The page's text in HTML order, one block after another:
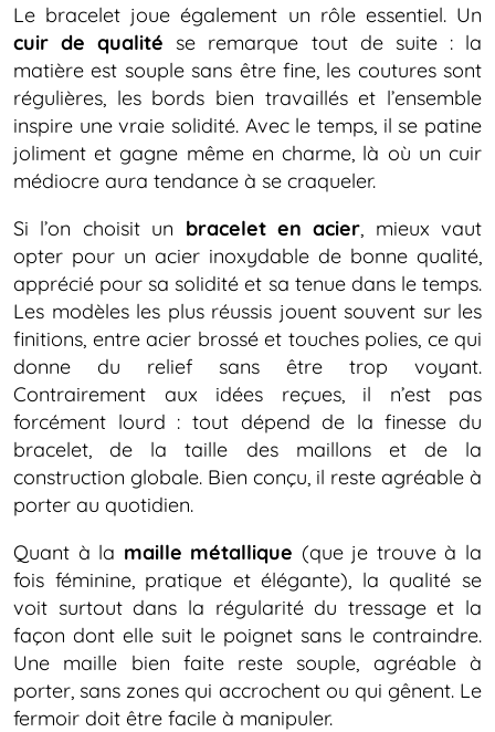
Le bracelet joue également un rôle essentiel. Un
cuir de qualité se remarque tout de suite : la
matière est souple sans être fine, les coutures sont
régulières, les bords bien travaillés et l’ensemble
inspire une vraie solidité. Avec le temps, il se patine
joliment et gagne même en charme, là où un cuir
médiocre aura tendance à se craqueler.
Si l’on choisit un bracelet en acier, mieux vaut
opter pour un acier inoxydable de bonne qualité,
apprécié pour sa solidité et sa tenue dans le temps.
Les modèles les plus réussis jouent souvent sur les
finitions, entre acier brossé et touches polies, ce qui
donne du relief sans être trop voyant.
Contrairement aux idées reçues, il n’est pas
forcément lourd : tout dépend de la finesse du
bracelet, de la taille des maillons et de la
construction globale. Bien conçu, il reste agréable à
porter au quotidien.
Quant à la maille métallique (que je trouve à la
fois féminine, pratique et élégante), la qualité se
voit surtout dans la régularité du tressage et la
façon dont elle suit le poignet sans le contraindre.
Une maille bien faite reste souple, agréable à
porter, sans zones qui accrochent ou qui gênent. Le
fermoir doit être facile à manipuler.